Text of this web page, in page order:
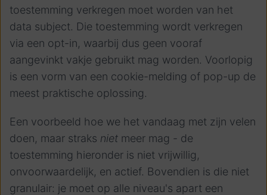
toestemming verkregen moet worden van het
data subject. Die toestemming wordt verkregen
via een opt-in, waarbij dus geen vooraf
aangevinkt vakje gebruikt mag worden. Voorlopig
is een vorm van een cookie-melding of pop-up de
meest praktische oplossing.
Een voorbeeld hoe we het vandaag met zijn velen
doen, maar straks niet meer mag - de
toestemming hieronder is niet vrijwillig,
onvoorwaardelijk, en actief. Bovendien is die niet
granulair: je moet op alle niveau's apart een